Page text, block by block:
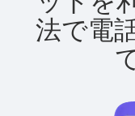
法で電